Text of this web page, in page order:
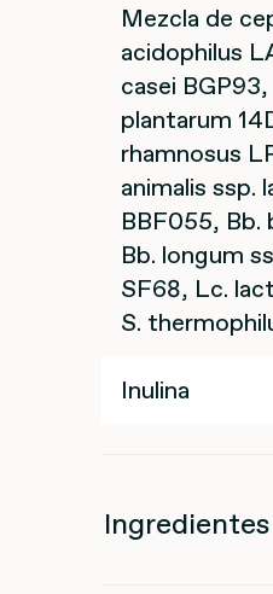
Mezcla de
acidophilus
casei
plantarum
rhamnosus
animalis ssp.
BBF055, Bb.
Bb. longum
SF68, Lc.
S.
Inulina